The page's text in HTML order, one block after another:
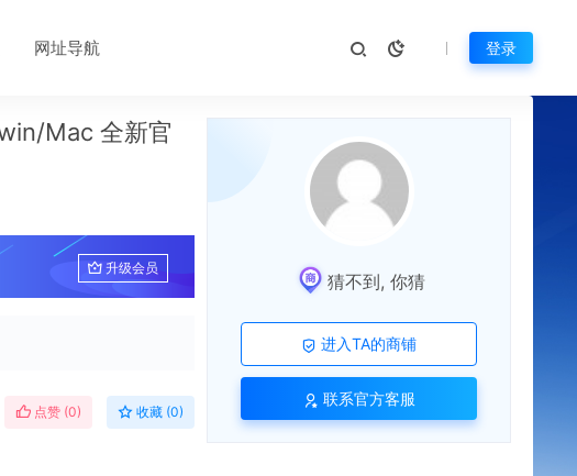
网址导航 登录
Mac 全新官
升级会员
点赞 (0) 收藏 (0)
猜不到, 你猜
进入TA的商铺
联系官方客服